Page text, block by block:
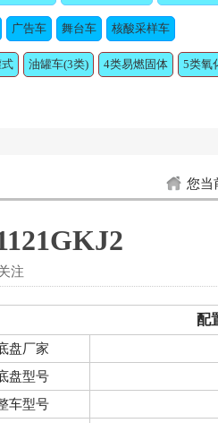
广告车 舞台车 核酸采样车
油罐车(3类) 4类易燃固体 5类氧
您当
注
配
盘厂家
盘型号
车型号